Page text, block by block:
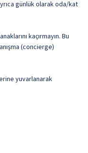
günlük olarak oda/kat
kaçırmayın. Bu
(concierge)
yuvarlanarak